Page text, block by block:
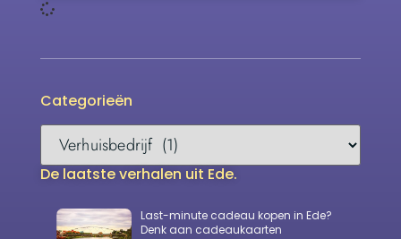
Categorieën
De laatste verhalen uit Ede.
Last-minute cadeau kopen in Ede?
Denk aan cadeaukaarten